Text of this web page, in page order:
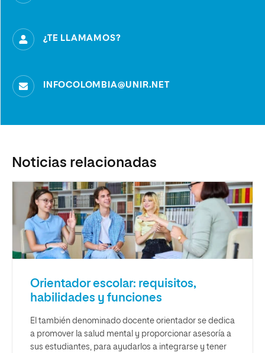
¿TE LLAMAMOS?
INFOCOLOMBIA@UNIR.NET
Noticias relacionadas
Orientador escolar: requisitos,
habilidades y funciones
El también denominado docente orientador se dedica
a promover la salud mental y proporcionar asesoría a
sus estudiantes, para ayudarlos a integrarse y tener